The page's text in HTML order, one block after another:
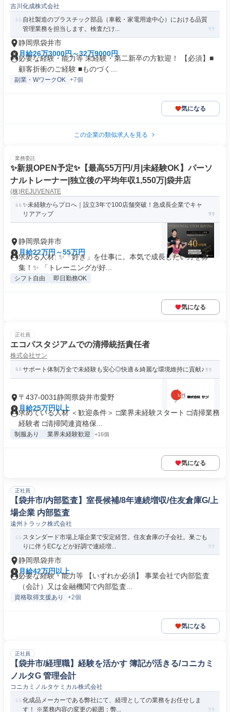
品専門職)
吉川化成株式会社
自社製造のプラスチック部品（車載・家電用途中心）における品質
管理業務を担当します。検査だけ...
静岡県袋井市
月給26万3000円～32万9000円
必要な経験・能力等 未経験・第二新卒の方歓迎！ 【必須】■
顧客折衝のご経験 ■ものづく...
副業・WワークOK +7個
気になる
この企業の類似求人を見る
業務委託
✨️新規OPEN予定✨️【最高55万円/月|未経験OK】パーソ
ナルトレーナー|独立後の平均年収1,550万|袋井店
(株)REJUVENATE
✨未経験からプロへ｜設立3年で100店舗突破！急成長企業でキャ
リアアップ
静岡県袋井市
月給22万円～55万円
求める人材: ✨「好き」を仕事に。本気で成長したい方を募
集！✨ 「トレーニングが好...
シフト自由 即日勤務OK
気になる
正社員
エコパスタジアムでの清掃統括責任者
株式会社サン
サポート体制万全で未経験も安心◎快適＆綺麗な環境維持に貢献♪
〒437-0031静岡県袋井市愛野
月給25万円以上
求めている人材 ＜歓迎条件＞ □業界未経験スタート □清掃業務
経験者 □清掃関連資格保...
制服あり 業界未経験歓迎 +16個
気になる
正社員
【袋井市/内部監査】室長候補/8年連続増収/住友倉庫G/上
場企業 内部監査
遠州トラック株式会社
スタンダード市場上場企業で安定経営。住友倉庫の子会社。巣ごも
りに伴うECなどが好調で連続増...
静岡県袋井市
月給42万円以上
必要な経験・能力等 【いずれか必須】 事業会社で内部監査
（会計）又は金融機関で内部監査...
資格取得支援あり +2個
気になる
正社員
【袋井市/経理職】経験を活かす 簿記が活きる/コニカミ
ノルタG 管理会計
コニカミノルタケミカル株式会社
化成品メーカーである弊社にて、経理としての業務をお任せしま
す！ ※業務内容の変更の範囲：弊...